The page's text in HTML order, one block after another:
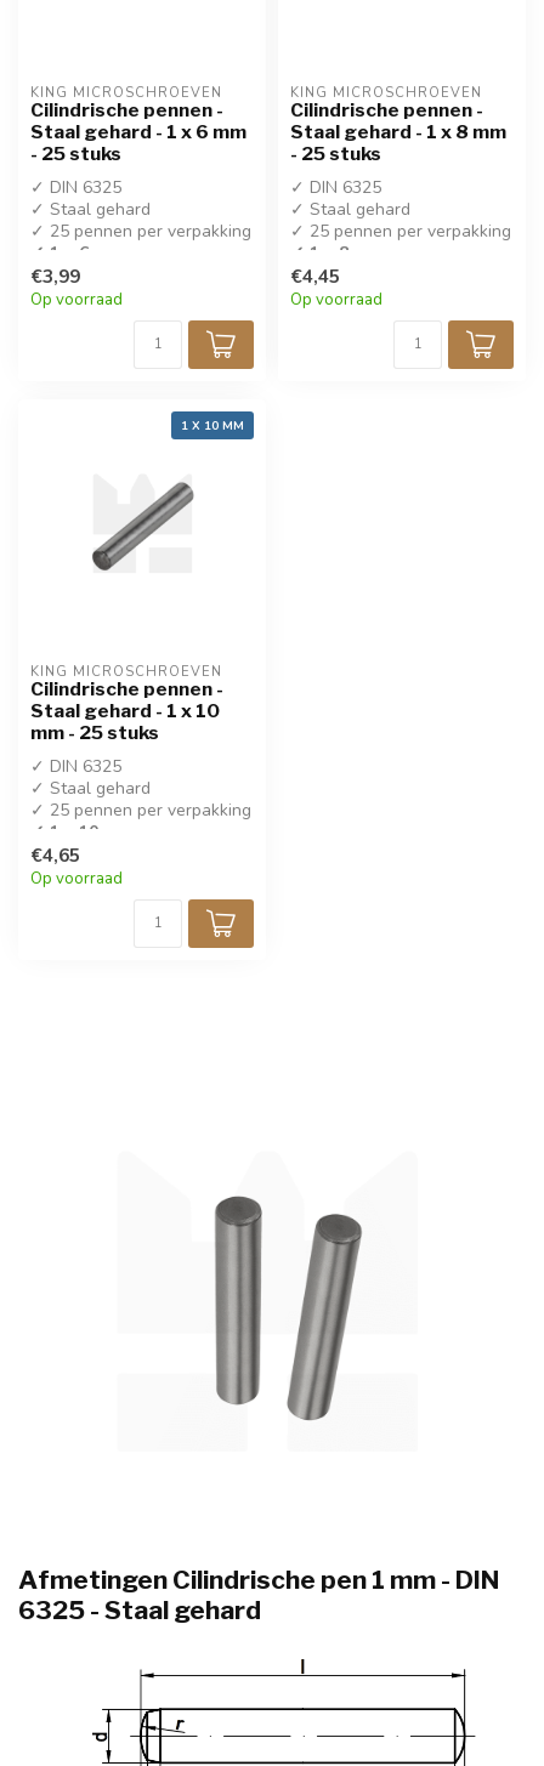
KING MICROSCHROEVEN
Cilindrische pennen -
Staal gehard - 1 x 6 mm
- 25 stuks
✓ DIN 6325
✓ Staal gehard
✓ 25 pennen per verpakking
✓ 1 x 6 mm
€3,99
Op voorraad
KING MICROSCHROEVEN
Cilindrische pennen -
Staal gehard - 1 x 8 mm
- 25 stuks
✓ DIN 6325
✓ Staal gehard
✓ 25 pennen per verpakking
✓ 1 x 8 mm
€4,45
Op voorraad
1 X 10 MM
KING MICROSCHROEVEN
Cilindrische pennen -
Staal gehard - 1 x 10
mm - 25 stuks
✓ DIN 6325
✓ Staal gehard
✓ 25 pennen per verpakking
✓ 1 x 10 mm
€4,65
Op voorraad
Afmetingen Cilindrische pen 1 mm - DIN
6325 - Staal gehard